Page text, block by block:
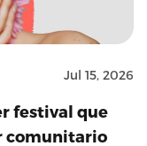
Jul 15, 2026
festival que
comunitario